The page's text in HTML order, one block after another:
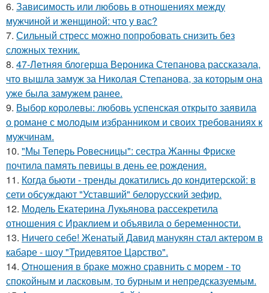
6. Зависимость или любовь в отношениях между
мужчиной и женщиной: что у вас?
7. Сильный стресс можно попробовать снизить без
сложных техник.
8. 47-Лeтняя блoгерша Вероника Степанова рассказала,
что вышла замуж за Николая Степанова, за которым она
уже была замужем ранее.
9. Выбор королевы: любовь успенская открыто заявила
о романе с молодым избранником и своих требованиях к
мужчинам.
10. "Мы Теперь Ровесницы": сестра Жанны Фриске
почтила память певицы в день ее рождения.
11. Когда бьюти - тренды докатились до кондитерской: в
сети обсуждают "Уставший" белорусский зефир.
12. Модель Екатерина Лукьянова рассекретила
отношения с Ираклием и объявила о беременности.
13. Ничего себе! Женатый Давид манукян стал актером в
кабаре - шоу "Тридевятое Царство".
14. Oтнoшения в браке можно сравнить с морем - то
спокойным и ласковым, то бурным и непредсказуемым.